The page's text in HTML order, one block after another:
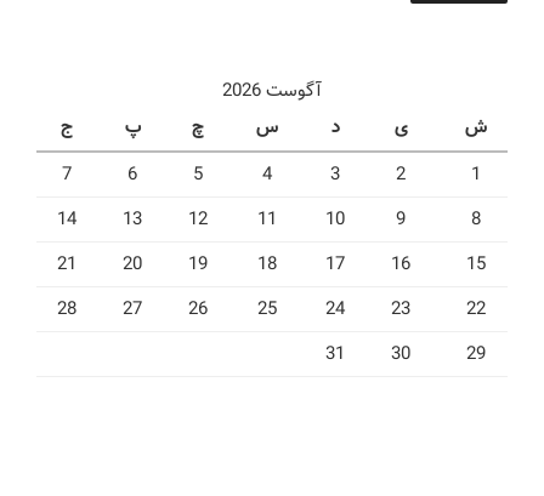
آگوست 2026
ش
ی د س چ پ
ج
1
2
3
4
5
6
7
8
9
10
11
12
13
14
15
16
17
18
19
20
21
22
23
24
25
26
27
28
29
30
31